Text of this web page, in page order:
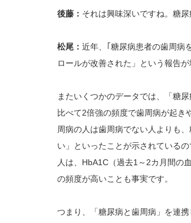
後藤： それは興味深いですね。糖
松尾： 近年、｢糖尿病患者の歯周病
ロールが改善された」という報告が
またいくつかのデータでは、「糖
比べて2倍強の頻度で歯周病が起き
周病の人は歯周病でない人よりも
い」といったことが示されている
人は、HbA1C（過去1～2カ月間の
の頻度が高いことも事実です。
つまり、「糖尿病と歯周病」を連